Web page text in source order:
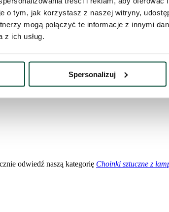
o tym, jak korzystasz z naszej witryny,
mogą połączyć te informacje z innymi
z ich usług.
Spersonalizuj
LED-y to również oszczędność energii – aż
odwiedź naszą kategorię Choinki sztuczne z